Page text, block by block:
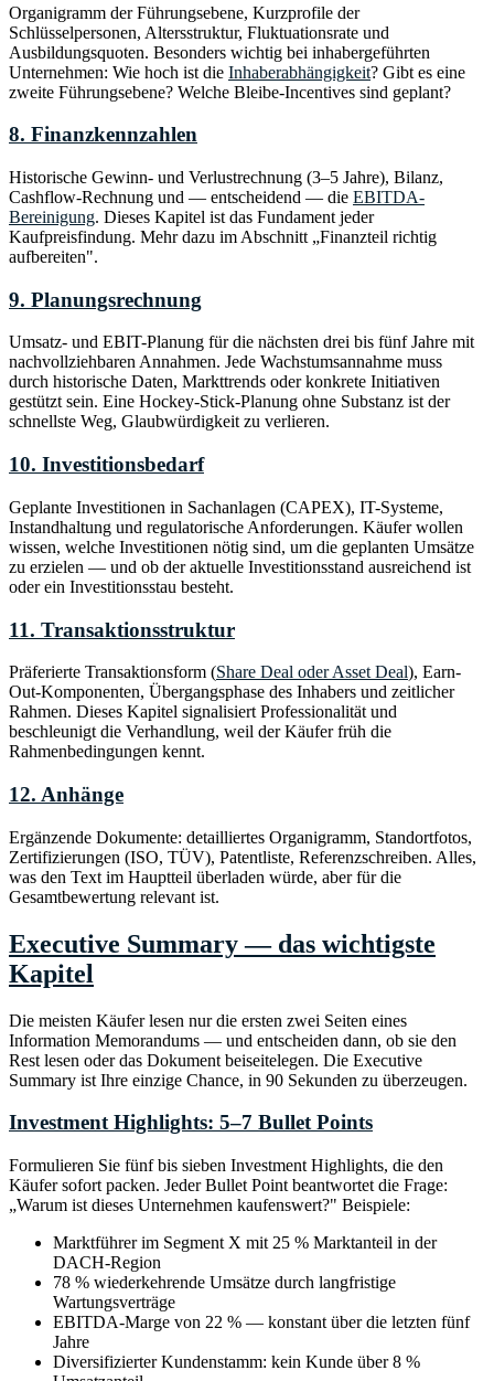
Organigramm der Führungsebene, Kurzprofile der
Schlüsselpersonen, Altersstruktur, Fluktuationsrate und
Ausbildungsquoten. Besonders wichtig bei inhabergeführten
Unternehmen: Wie hoch ist die Inhaberabhängigkeit? Gibt es eine
zweite Führungsebene? Welche Bleibe-Incentives sind geplant?
8. Finanzkennzahlen
Historische Gewinn- und Verlustrechnung (3–5 Jahre), Bilanz,
Cashflow-Rechnung und — entscheidend — die EBITDA-
Bereinigung. Dieses Kapitel ist das Fundament jeder
Kaufpreisfindung. Mehr dazu im Abschnitt „Finanzteil richtig
aufbereiten".
9. Planungsrechnung
Umsatz- und EBIT-Planung für die nächsten drei bis fünf Jahre mit
nachvollziehbaren Annahmen. Jede Wachstumsannahme muss
durch historische Daten, Markttrends oder konkrete Initiativen
gestützt sein. Eine Hockey-Stick-Planung ohne Substanz ist der
schnellste Weg, Glaubwürdigkeit zu verlieren.
10. Investitionsbedarf
Geplante Investitionen in Sachanlagen (CAPEX), IT-Systeme,
Instandhaltung und regulatorische Anforderungen. Käufer wollen
wissen, welche Investitionen nötig sind, um die geplanten Umsätze
zu erzielen — und ob der aktuelle Investitionsstand ausreichend ist
oder ein Investitionsstau besteht.
11. Transaktionsstruktur
Präferierte Transaktionsform (Share Deal oder Asset Deal), Earn-
Out-Komponenten, Übergangsphase des Inhabers und zeitlicher
Rahmen. Dieses Kapitel signalisiert Professionalität und
beschleunigt die Verhandlung, weil der Käufer früh die
Rahmenbedingungen kennt.
12. Anhänge
Ergänzende Dokumente: detailliertes Organigramm, Standortfotos,
Zertifizierungen (ISO, TÜV), Patentliste, Referenzschreiben. Alles,
was den Text im Hauptteil überladen würde, aber für die
Gesamtbewertung relevant ist.
Executive Summary — das wichtigste
Kapitel
Die meisten Käufer lesen nur die ersten zwei Seiten eines
Information Memorandums — und entscheiden dann, ob sie den
Rest lesen oder das Dokument beiseitelegen. Die Executive
Summary ist Ihre einzige Chance, in 90 Sekunden zu überzeugen.
Investment Highlights: 5–7 Bullet Points
Formulieren Sie fünf bis sieben Investment Highlights, die den
Käufer sofort packen. Jeder Bullet Point beantwortet die Frage:
„Warum ist dieses Unternehmen kaufenswert?" Beispiele:
Marktführer im Segment X mit 25 % Marktanteil in der
DACH-Region
78 % wiederkehrende Umsätze durch langfristige
Wartungsverträge
EBITDA-Marge von 22 % — konstant über die letzten fünf
Jahre
Diversifizierter Kundenstamm: kein Kunde über 8 %